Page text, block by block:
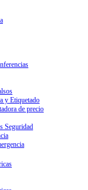
y Etiquetado
de precio
Seguridad